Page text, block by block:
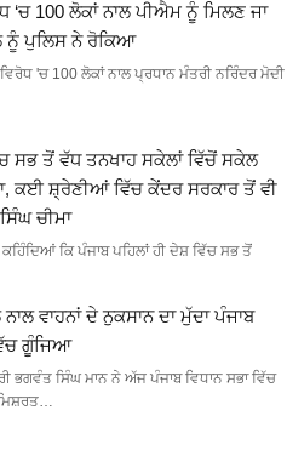
‘ਚ 100 ਲੋਕਾਂ ਨਾਲ ਪੀਐਮ ਨੂੰ ਮਿਲਣ ਜਾ
ਨੂੰ ਪੁਲਿਸ ਨੇ ਰੋਕਿਆ
'ਚ 100 ਲੋਕਾਂ ਨਾਲ ਪ੍ਰਧਾਨ ਮੰਤਰੀ ਨਰਿੰਦਰ ਮੋਦੀ
ਸਭ ਤੋਂ ਵੱਧ ਤਨਖਾਹ ਸਕੇਲਾਂ ਵਿੱਚੋਂ ਸਕੇਲ
ਕਈ ਸ਼੍ਰੇਣੀਆਂ ਵਿੱਚ ਕੇਂਦਰ ਸਰਕਾਰ ਤੋਂ ਵੀ
ਚੀਮਾ
ਕਿ ਪੰਜਾਬ ਪਹਿਲਾਂ ਹੀ ਦੇਸ਼ ਵਿੱਚ ਸਭ ਤੋਂ
ਵਾਹਨਾਂ ਦੇ ਨੁਕਸਾਨ ਦਾ ਮੁੱਦਾ ਪੰਜਾਬ
ਗੂੰਜਿਆ
ਭਗਵੰਤ ਸਿੰਘ ਮਾਨ ਨੇ ਅੱਜ ਪੰਜਾਬ ਵਿਧਾਨ ਸਭਾ ਵਿੱਚ